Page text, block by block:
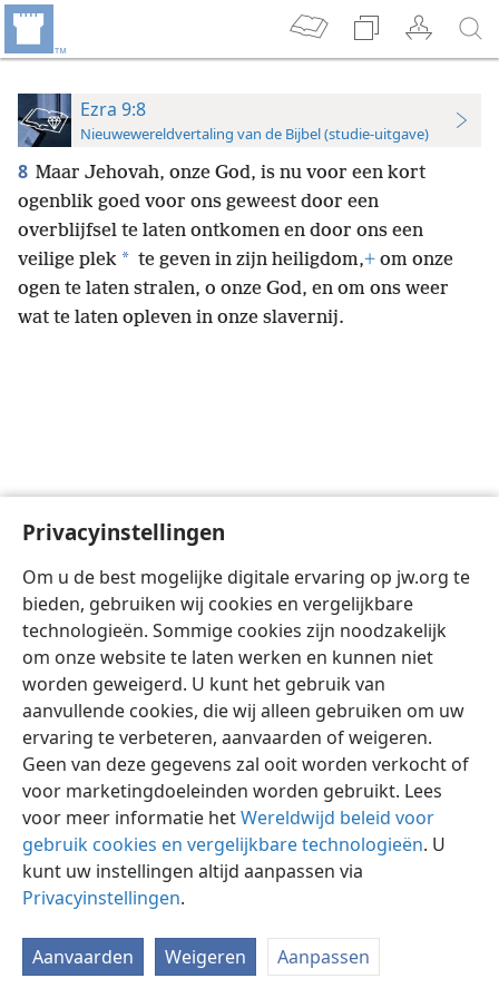
Privacyinstellingen
Om u de best mogelijke digitale ervaring op jw.org te
bieden, gebruiken wij cookies en vergelijkbare
technologieën. Sommige cookies zijn noodzakelijk
om onze website te laten werken en kunnen niet
worden geweigerd. U kunt het gebruik van
aanvullende cookies, die wij alleen gebruiken om uw
ervaring te verbeteren, aanvaarden of weigeren.
Geen van deze gegevens zal ooit worden verkocht of
voor marketingdoeleinden worden gebruikt. Lees
voor meer informatie hetWereldwijd beleid voor
gebruik cookies en vergelijkbare technologieën. U
kunt uw instellingen altijd aanpassen via
Privacyinstellingen.
Aanvaarden Weigeren Aanpassen
Ezra 9:8
Nieuwewereldvertaling van de Bijbel (studie-uitgave)
8 Maar Jehovah, onze God, is nu voor een kort
ogenblik goed voor ons geweest door een
overblijfsel te laten ontkomen en door ons een
veilige plek * te geven in zijn heiligdom,+ om onze
ogen te laten stralen, o onze God, en om ons weer
wat te laten opleven in onze slavernij.
Nederlands Instellingen
Copyright © 2026 Watch Tower Bible and Tract Society of Pennsylvania
Gebruiksvoorwaarden Privacybeleid
JW.ORG
Inloggen